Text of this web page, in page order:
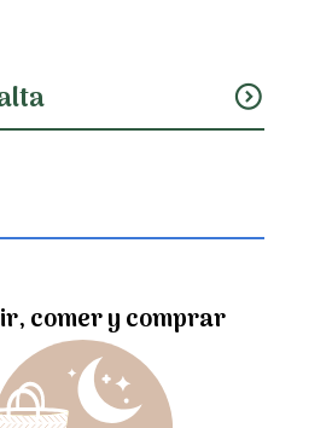
expand_circle_down
comer y comprar